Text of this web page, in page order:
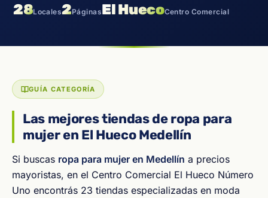
28Locales2PáginasEl HuecoCentro Comercial
GUÍA CATEGORÍA
Las mejores tiendas de ropa para
mujer en El Hueco Medellín
Si buscas ropa para mujer en Medellín a precios
mayoristas, en el Centro Comercial El Hueco Número
Uno encontrás 23 tiendas especializadas en moda